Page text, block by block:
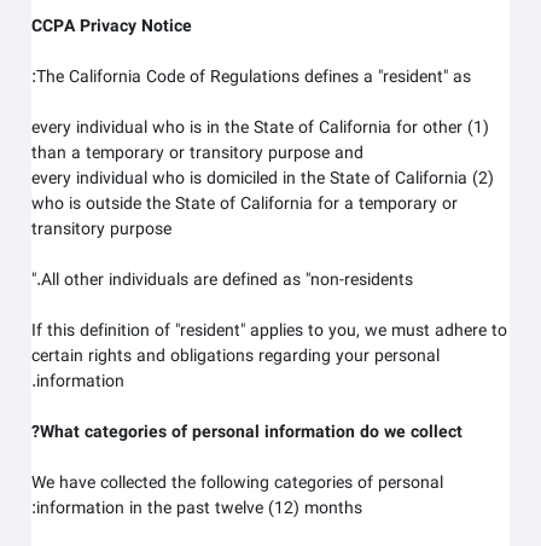
CCPA Privacy Notice
The California Code of Regulations defines a "resident" as:
(1) every individual who is in the State of California for other
than a temporary or transitory purpose and
(2) every individual who is domiciled in the State of California
who is outside the State of California for a temporary or
transitory purpose
All other individuals are defined as "non-residents."
If this definition of "resident" applies to you, we must adhere to
certain rights and obligations regarding your personal
information.
What categories of personal information do we collect?
We have collected the following categories of personal
information in the past twelve (12) months: